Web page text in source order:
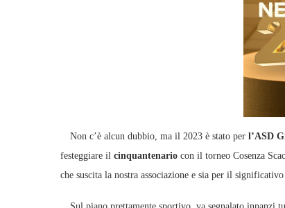
Non c’è alcun dubbio, ma il 2023 è stato per l’ASD
festeggiare il cinquantenario con il torneo Cosenza
che suscita la nostra associazione e sia per il